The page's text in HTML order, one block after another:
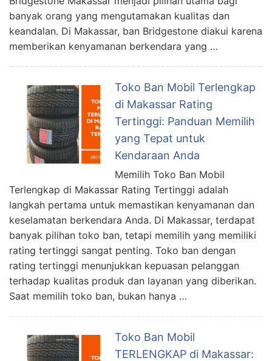
banyak orang yang mengutamakan kualitas dan
keandalan. Di Makassar, ban Bridgestone diakui karena
memberikan kenyamanan berkendara yang …
Toko Ban Mobil Terlengkap
di Makassar Rating
Tertinggi: Panduan Memilih
yang Tepat untuk
Kendaraan Anda
Memilih Toko Ban Mobil
Terlengkap di Makassar Rating Tertinggi adalah
langkah pertama untuk memastikan kenyamanan dan
keselamatan berkendara Anda. Di Makassar, terdapat
banyak pilihan toko ban, tetapi memilih yang memiliki
rating tertinggi sangat penting. Toko ban dengan
rating tertinggi menunjukkan kepuasan pelanggan
terhadap kualitas produk dan layanan yang diberikan.
Saat memilih toko ban, bukan hanya …
Toko Ban Mobil
TERLENGKAP di Makassar: